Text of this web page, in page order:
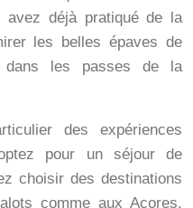
avez déjà pratiqué de la
les belles épaves de
dans les passes de la
des expériences
pour un séjour de
choisir des destinations
comme aux Açores.